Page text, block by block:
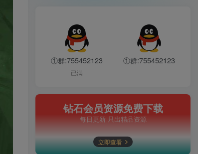
①群:755452123
已满
①群:755452123
钻石会员资源免费下载
每日更新 只出精品资源
立即查看